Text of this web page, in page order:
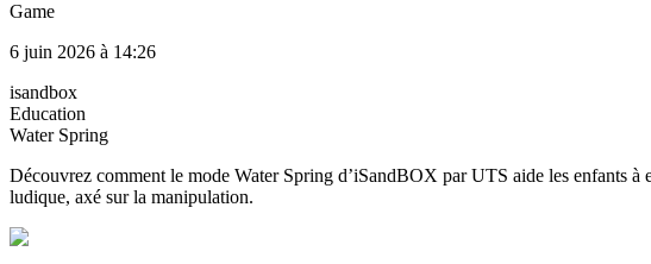
Game
6 juin 2026 à 14:26
isandbox
Education
Water Spring
Découvrez comment le mode Water Spring d’iSandBOX par UTS aide les enfants à
ludique, axé sur la manipulation.